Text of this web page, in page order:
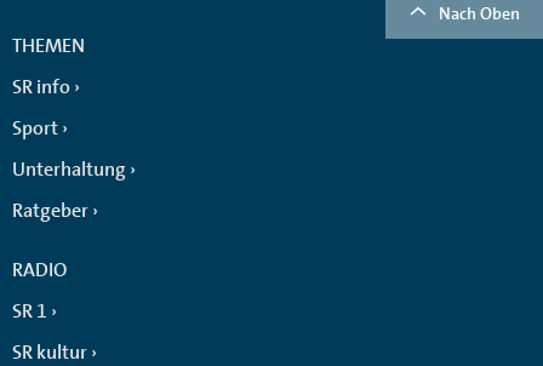
Nach Oben
THEMEN
SR info
Sport
Unterhaltung
Ratgeber
RADIO
SR 1
SR kultur